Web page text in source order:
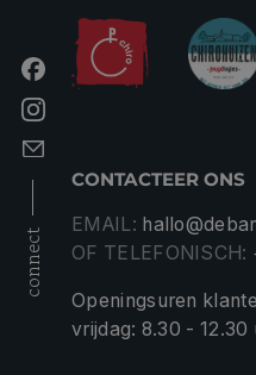
connect
CONTACTEER ONS
EMAIL:
OF TELEFONISCH:
Openingsuren
vrijdag: 8.30 - 12.30